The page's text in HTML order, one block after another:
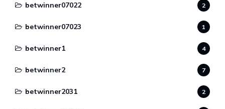
betwinner07022 2
betwinner07023 1
betwinner1 4
betwinner2 7
betwinner2031 2